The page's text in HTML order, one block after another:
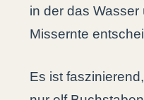
in der das
Missernte
Es ist